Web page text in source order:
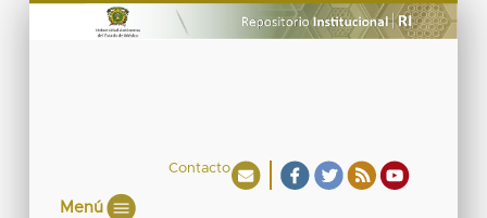
Contacto
Menú